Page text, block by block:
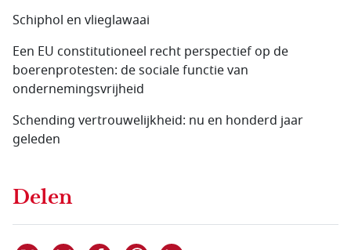
Schiphol en vlieglawaai
Een EU constitutioneel recht perspectief op de
boerenprotesten: de sociale functie van
ondernemingsvrijheid
Schending vertrouwelijkheid: nu en honderd jaar
geleden
Delen